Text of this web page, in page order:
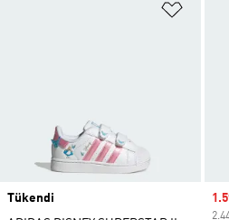
Tükendi